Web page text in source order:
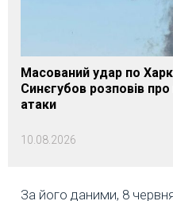
Масований удар по
Синєгубов розповів про
атаки
10.08.2026
За його даними, 8